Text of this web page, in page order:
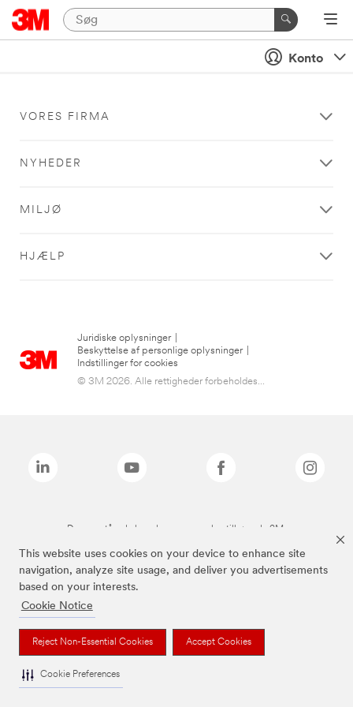
This website uses cookies on your device to enhance site
navigation, analyze site usage, and deliver you advertisements
based on your interests.
Cookie Notice
Reject Non-Essential Cookies Accept Cookies
Cookie Preferences
Konto
VORES FIRMA
NYHEDER
MILJØ
HJÆLP
Juridiske oplysninger
Beskyttelse af personlige oplysninger
Indstillinger for cookies
© 3M 2026. Alle rettigheder forbeholdes...
De ovenstående brands er varemærker tilhørende 3M.